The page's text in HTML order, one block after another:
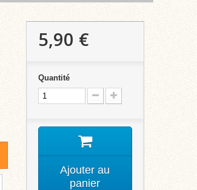
5,90 €
Quantité
Ajouter au
panier